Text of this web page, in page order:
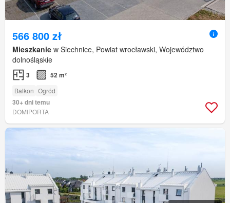
566 800 zł
Mieszkanie w Siechnice, Powiat wrocławski, Województwo
dolnośląskie
3 52 m²
Balkon Ogród
30+ dni temu
DOMIPORTA